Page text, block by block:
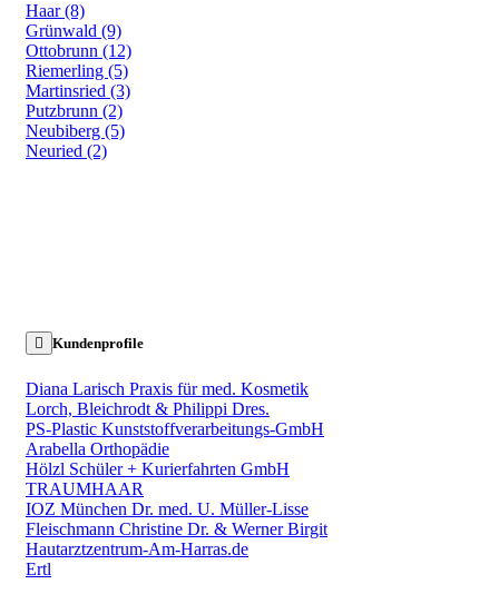
Haar (8)
Grünwald (9)
Ottobrunn (12)
Riemerling (5)
Martinsried (3)
Putzbrunn (2)
Neubiberg (5)
Neuried (2)
Kundenprofile
Diana Larisch Praxis für med. Kosmetik
Lorch, Bleichrodt & Philippi Dres.
PS-Plastic Kunststoffverarbeitungs-GmbH
Arabella Orthopädie
Hölzl Schüler + Kurierfahrten GmbH
TRAUMHAAR
IOZ München Dr. med. U. Müller-Lisse
Fleischmann Christine Dr. & Werner Birgit
Hautarztzentrum-Am-Harras.de
Ertl